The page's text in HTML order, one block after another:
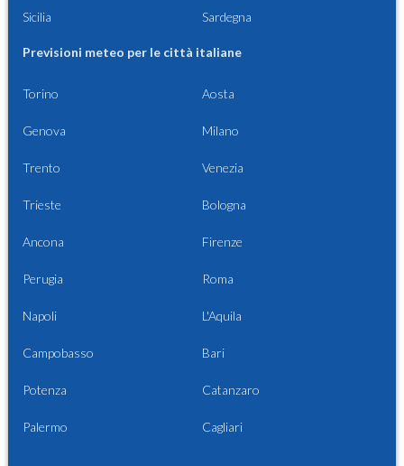
Sicilia Sardegna
Previsioni meteo per le città italiane
Torino Aosta
Genova Milano
Trento Venezia
Trieste Bologna
Ancona Firenze
Perugia Roma
Napoli L'Aquila
Campobasso Bari
Potenza Catanzaro
Palermo Cagliari